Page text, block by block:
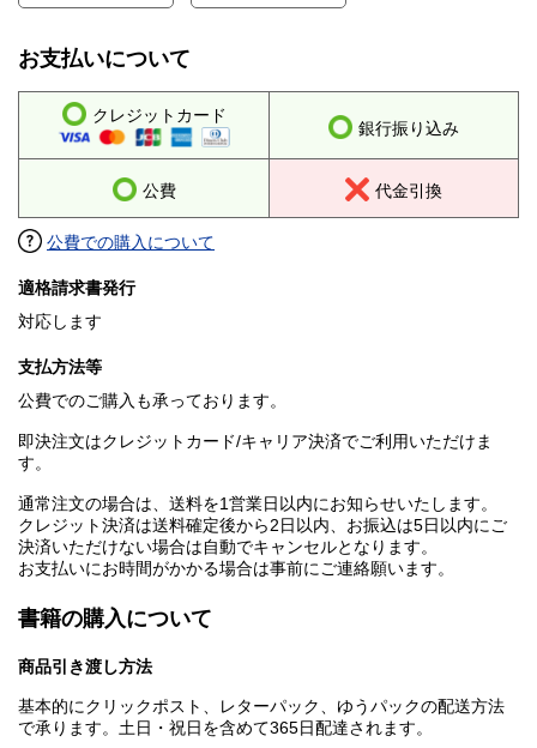
お支払いについて
クレジットカード
銀行振り込み
公費 代金引換
公費での購入について
適格請求書発行
対応します
支払方法等
公費でのご購入も承っております。
即決注文はクレジットカード/キャリア決済でご利用いただけま
す。
通常注文の場合は、送料を1営業日以内にお知らせいたします。
クレジット決済は送料確定後から2日以内、お振込は5日以内にご
決済いただけない場合は自動でキャンセルとなります。
お支払いにお時間がかかる場合は事前にご連絡願います。
書籍の購入について
商品引き渡し方法
基本的にクリックポスト、レターパック、ゆうパックの配送方法
で承ります。土日・祝日を含めて365日配達されます。